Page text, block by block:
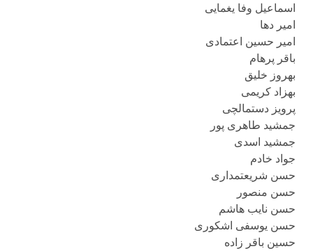
اسماعیل وفا یغمایی
امیر دها
امیر حسین اعتمادی
باقر پرهام
بهروز خلیق
بهزاد کریمی
پرویز دستمالچی
جمشید طاهری پور
جمشید اسدی
جواد خادم
حسن شریعتمداری
حسن منصور
حسن نایب هاشم
حسن یوسفی اشکوری
حسین باقر زاده